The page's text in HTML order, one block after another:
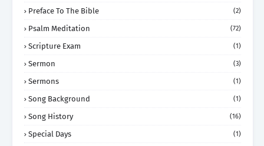
Preface To The Bible (2)
Psalm Meditation (72)
Scripture Exam (1)
Sermon (3)
Sermons (1)
Song Background (1)
Song History (16)
Special Days (1)